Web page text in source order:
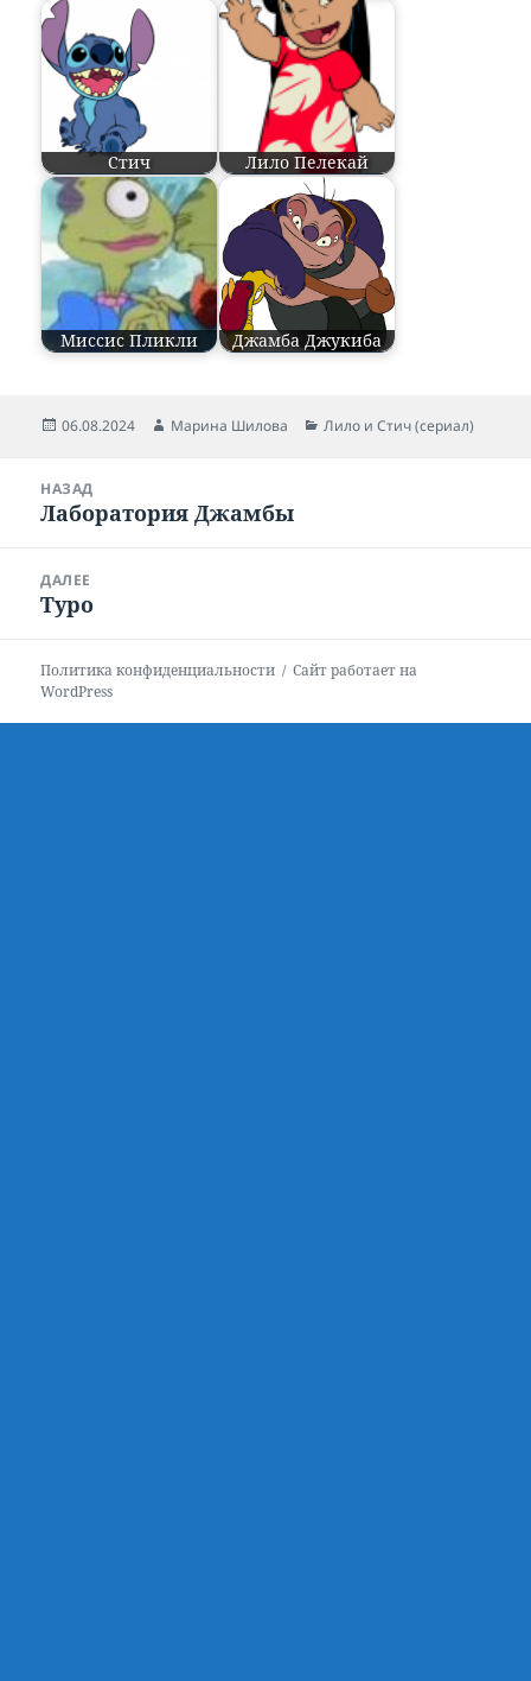
Стич Лило Пелекай
Миссис Пликли Джамба Джукиба
Опубликовано
06.08.2024 Автор
Марина Шилова Рубрики
Лило и Стич (сериал)
НАЗАД
Предыдущая
Лаборатория Джамбы
ДАЛЕЕ
Следующая
Туро
Политика конфиденциальности
Сайт работает на
WordPress